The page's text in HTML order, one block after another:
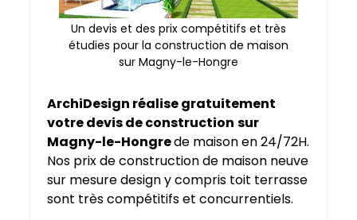
Un devis et des prix compétitifs et très
étudies pour la construction de maison
sur Magny-le-Hongre
ArchiDesign réalise gratuitement
votre devis de construction sur
Magny-le-Hongrede maison en 24/72H.
Nos prix de construction de maison neuve
sur mesure design y compris toit terrasse
sont très compétitifs et concurrentiels.